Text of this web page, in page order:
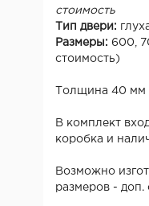
стоимость
Тип двери:
Размеры: 600,
стоимость)
Толщина 40 мм
В комплект
коробка и
Возможно
размеров - доп.